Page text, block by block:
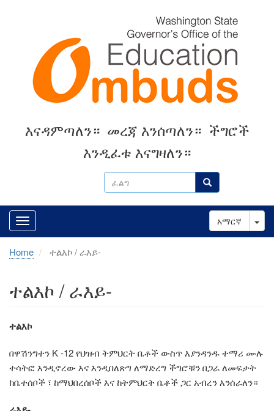
ፈልግ ፈልግ
እናዳምጣለን። መረጃ እንሰጣለን። ችግሮች
እንዲፈቱ እናግዛለን።
አማርኛ
Home ተልእኮ / ራእይ-
ተልእኮ / ራእይ-
ተልእኮ
በዋሽንግተን K -12 የህዝብ ትምህርት ቤቶች ውስጥ እያንዳንዱ ተማሪ ሙሉ
ተሳትፎ እንዲኖረው እና እንዲበለጽግ ለማድረግ ችግሮቹን በጋራ ለመፍታት
ከቤተሰቦች ፣ ከማህበረሰቦች እና ከትምህርት ቤቶች ጋር አብረን እንሰራለን።